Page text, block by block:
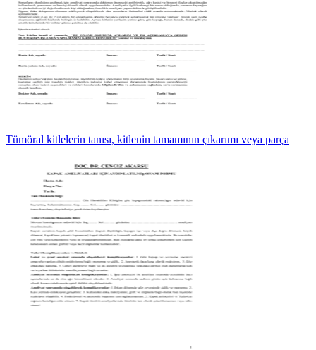
Tümöral kitlelerin tanısı, kitlenin tamamının çıkarımı veya parça